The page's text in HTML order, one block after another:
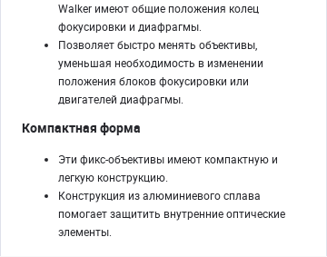
Walker имеют общие положения колец
фокусировки и диафрагмы.
Позволяет быстро менять объективы,
уменьшая необходимость в изменении
положения блоков фокусировки или
двигателей диафрагмы.
Компактная форма
Эти фикс-объективы имеют компактную и
легкую конструкцию.
Конструкция из алюминиевого сплава
помогает защитить внутренние оптические
элементы.